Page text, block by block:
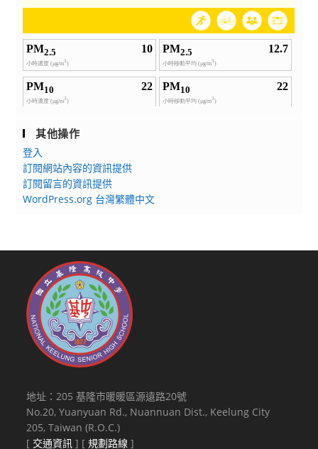
其他操作
登入
訂閱網站內容的資訊提供
訂閱留言的資訊提供
WordPress.org 台灣繁體中文
地址：205 基隆市暖暖區源遠路20號
No.20, Yuanyuan Rd., Nuannuan Dist., Keelung City
205, Taiwan (R.O.C.)
[ 交通資訊 ] [規劃路線 ]